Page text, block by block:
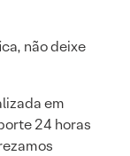
não deixe
em
24 horas